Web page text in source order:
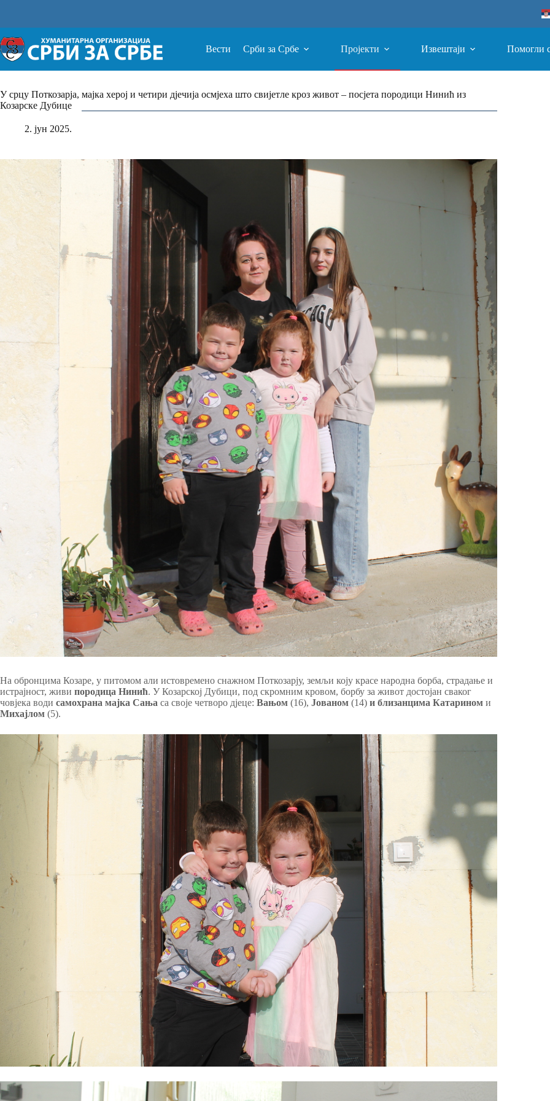
Вести Срби за Србе Пројекти Извештаји Помогли
У срцу Поткозарја, мајка херој и четири дјечија осмјеха што свијетле кроз живот – посјета породици Нинић из
Козарске Дубице
2. јун 2025.
На обронцима Козаре, у питомом али истовремено снажном Поткозарју, земљи коју красе народна борба, страдање и
истрајност, живи породица Нинић. У Козарској Дубици, под скромним кровом, борбу за живот достојан сваког
човјека води самохрана мајка Сања са своје четворо дјеце: Вањом (16), Јованом (14) и близанцима Катарином и
Михајлом (5).